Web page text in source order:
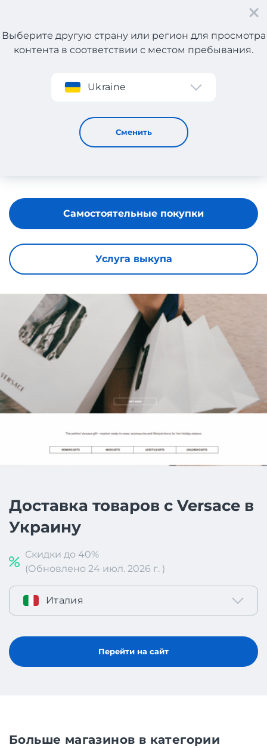
Регистрация
Выберите другую страну или регион для просмотра
контента в соответствии с местом пребывания.
Ukraine
Сменить
Versace
Услуга выкупа
Самостоятельные покупки
Доставка товаров с Versace в
Украину
Скидки до 40%
(Обновлено 24 июл. 2026 г. )
Италия
Перейти на сайт
Больше магазинов в категории